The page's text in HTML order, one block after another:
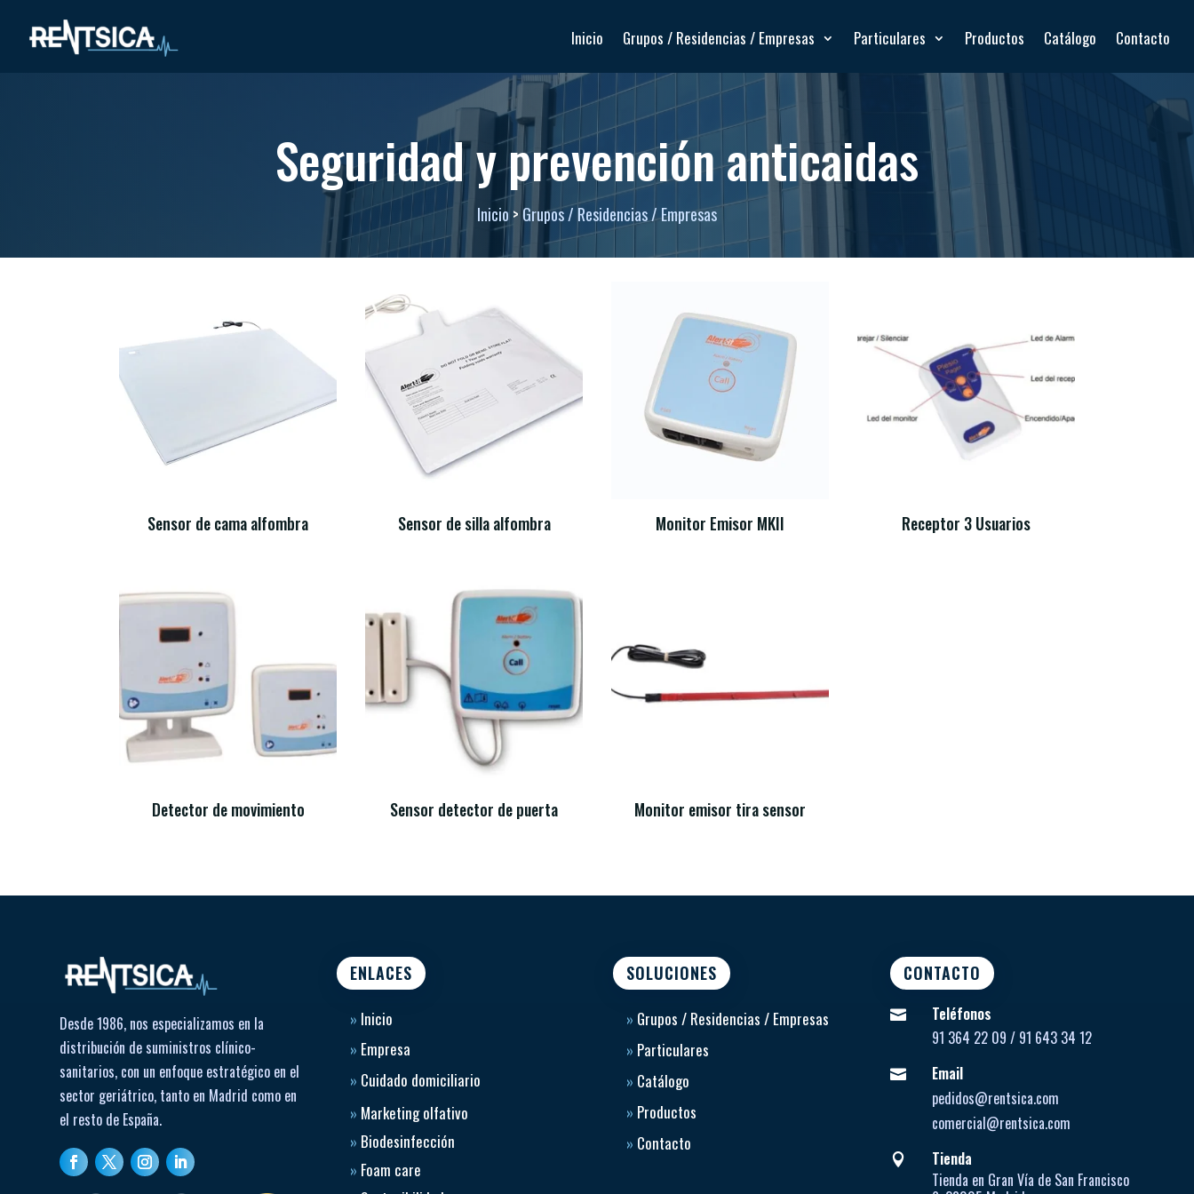
Inicio Grupos / Residencias / Empresas Particulares Productos Catálogo Contacto
Seguridad y prevención anticaidas
Inicio > Grupos / Residencias / Empresas
Sensor de cama alfombra Sensor de silla alfombra Monitor Emisor MKII Receptor 3 Usuarios
Detector de movimiento Sensor detector de puerta Monitor emisor tira sensor
Desde 1986, nos especializamos en la
distribución de suministros clínico-
sanitarios, con un enfoque estratégico en el
sector geriátrico, tanto en Madrid como en
el resto de España.
ENLACES
» Inicio
» Empresa
» Cuidado domiciliario
» Marketing olfativo
» Biodesinfección
» Foam care
SOLUCIONES
» Grupos / Residencias / Empresas
» Particulares
» Catálogo
» Productos
» Contacto
CONTACTO

Teléfonos
91 364 22 09 / 91 643 34 12

Email
pedidos@rentsica.com
comercial@rentsica.com

Tienda
Tienda en Gran Vía de San Francisco